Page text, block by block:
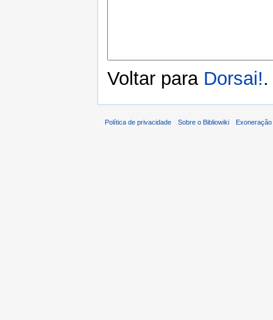
Voltar para Dorsai!.
Política de privacidade Sobre o Bibliowiki